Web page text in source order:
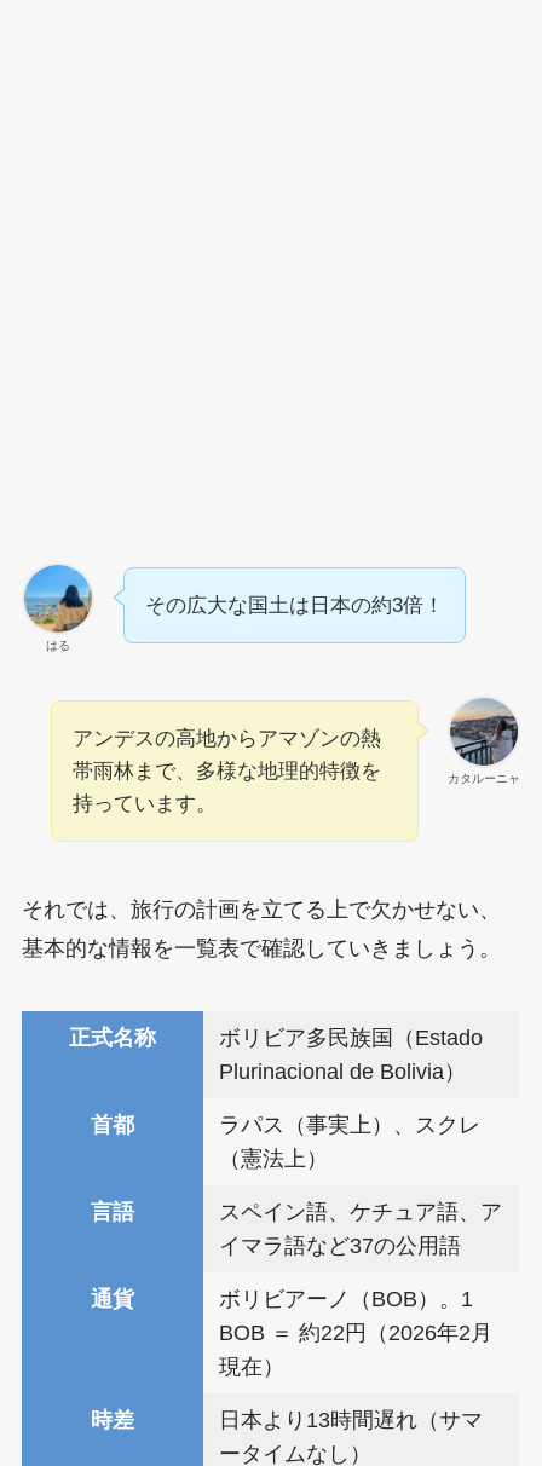
はる
その広大な国土は日本の約3倍！
カタルーニャ
アンデスの高地からアマゾンの熱
帯雨林まで、多様な地理的特徴を
持っています。
それでは、旅行の計画を立てる上で欠かせない、
基本的な情報を一覧表で確認していきましょう。
正式名称
ボリビア多民族国（Estado
Plurinacional de Bolivia）
首都
ラパス（事実上）、スクレ
（憲法上）
言語
スペイン語、ケチュア語、ア
イマラ語など37の公用語
通貨
ボリビアーノ（BOB）。1
BOB ＝ 約22円（2026年2月
現在）
時差
日本より13時間遅れ（サマ
ータイムなし）